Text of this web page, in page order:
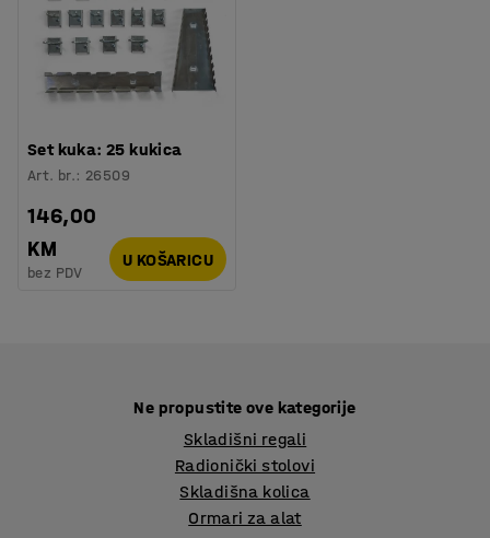
Set kuka: 25 kukica
Art. br.: 26509
146,00
KM
bez PDV
U KOŠARICU
Ne propustite ove kategorije
Skladišni regali
Radionički stolovi
Skladišna kolica
Ormari za alat